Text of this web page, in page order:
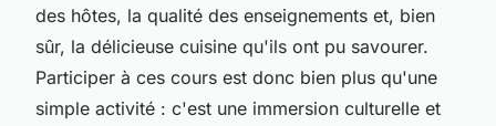
des hôtes, la qualité des enseignements et, bien
sûr, la délicieuse cuisine qu'ils ont pu savourer.
Participer à ces cours est donc bien plus qu'une
simple activité : c'est une immersion culturelle et